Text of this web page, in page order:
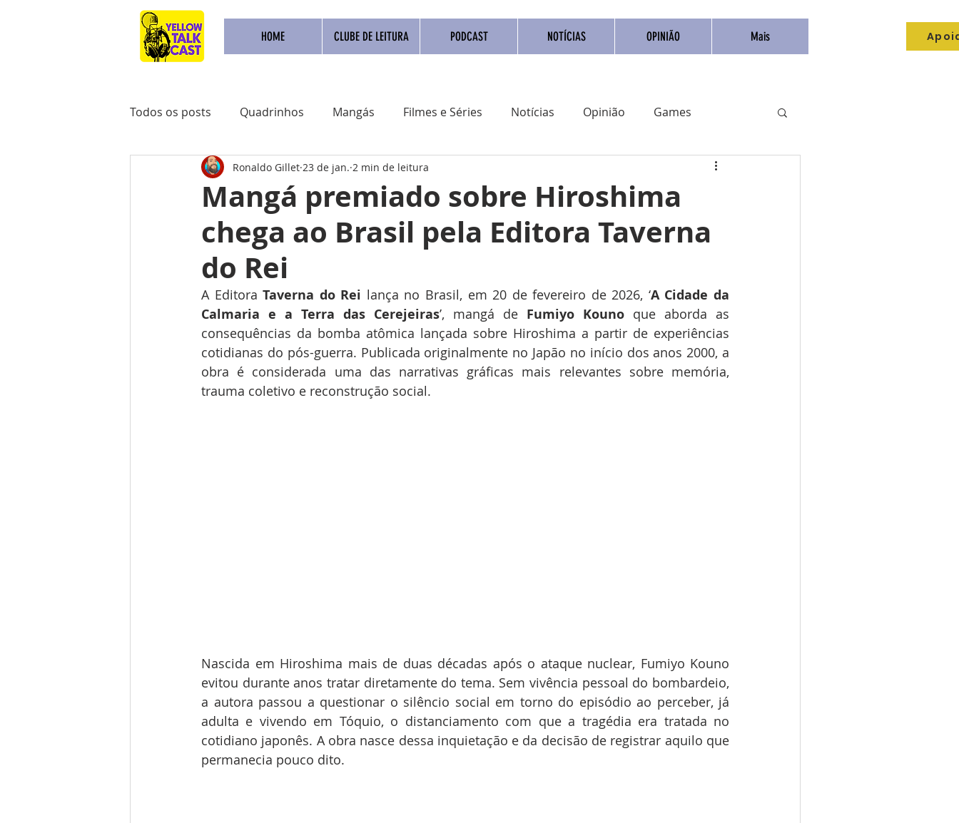
HOME CLUBE DE LEITURA PODCAST NOTÍCIAS OPINIÃO Mais
Todos os posts Quadrinhos Mangás Filmes e Séries Notícias Opinião Games
Achadinhos do Kindle Quadrinho Nacional
Pré Venda Comidas Eventos Resenha Clube do livro Coluna Anime
Mangá premiado sobre Hiroshima
chega ao Brasil pela Editora Taverna
do Rei
Ronaldo Gillet 23 de jan. 2 min de leitura
A Editora Taverna do Rei lança no Brasil, em 20 de fevereiro de 2026, ‘A Cidade da
Calmaria e a Terra das Cerejeiras’, mangá de Fumiyo Kouno que aborda as
consequências da bomba atômica lançada sobre Hiroshima a partir de experiências
cotidianas do pós-guerra. Publicada originalmente no Japão no início dos anos 2000, a
obra é considerada uma das narrativas gráficas mais relevantes sobre memória,
trauma coletivo e reconstrução social.
Nascida em Hiroshima mais de duas décadas após o ataque nuclear, Fumiyo Kouno
evitou durante anos tratar diretamente do tema. Sem vivência pessoal do bombardeio,
a autora passou a questionar o silêncio social em torno do episódio ao perceber, já
adulta e vivendo em Tóquio, o distanciamento com que a tragédia era tratada no
cotidiano japonês. A obra nasce dessa inquietação e da decisão de registrar aquilo que
permanecia pouco dito.